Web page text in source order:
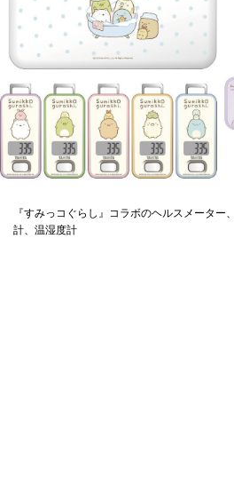
『すみっコぐらし』コラボのヘルスメーター
計、温湿度計